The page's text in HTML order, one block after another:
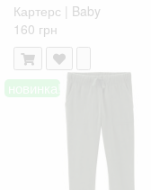
Картерс | Baby
160 грн
новинка!